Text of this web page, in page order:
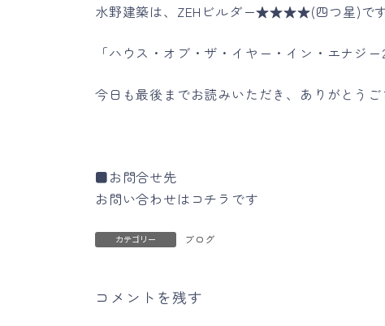
水野建築は、ZEHビルダー★★★★(四つ星)で
「ハウス・オブ・ザ・イヤー・イン・エナジー
今日も最後までお読みいただき、ありがとう
■お問合せ先
お問い合わせはコチラです
カテゴリー ブログ
コメントを残す